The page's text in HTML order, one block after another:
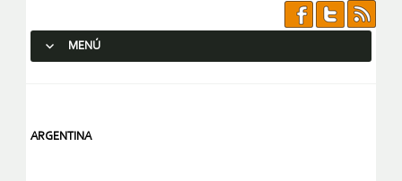
MENÚ
ARGENTINA